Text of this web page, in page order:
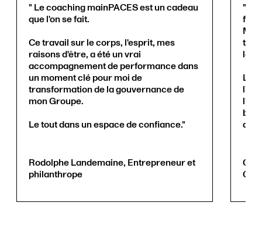
" Le coaching mainPACES est un cadeau
que l'on se fait.
Ce travail sur le corps, l'esprit, mes
raisons d'être, a été un vrai
accompagnement de performance dans
un moment clé pour moi de
transformation de la gouvernance de
mon Groupe.
Le tout dans un espace de confiance."
Rodolphe Landemaine, Entrepreneur et
philanthrope
" Je
Le